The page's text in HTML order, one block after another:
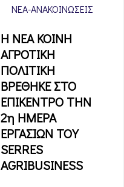
ΝΈΑ-ΑΝΑΚΟΙΝΏΣΕΙΣ
Η ΝΕΑ ΚΟΙΝΗ
ΑΓΡΟΤΙΚΗ
ΠΟΛΙΤΙΚΗ
ΒΡΕΘΗΚΕ ΣΤΟ
ΕΠΙΚΕΝΤΡΟ ΤΗΝ
2η ΗΜΕΡΑ
ΕΡΓΑΣΙΩΝ ΤΟΥ
SERRES
AGRIBUSINESS